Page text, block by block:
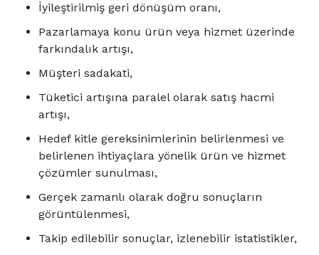
İyileştirilmiş geri dönüşüm oranı,
Pazarlamaya konu ürün veya hizmet üzerinde
farkındalık artışı,
Müşteri sadakati,
Tüketici artışına paralel olarak satış hacmi
artışı,
Hedef kitle gereksinimlerinin belirlenmesi ve
belirlenen ihtiyaçlara yönelik ürün ve hizmet
çözümler sunulması,
Gerçek zamanlı olarak doğru sonuçların
görüntülenmesi,
Takip edilebilir sonuçlar, izlenebilir istatistikler,